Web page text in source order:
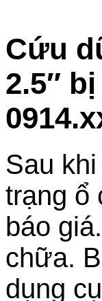
Cứu
2.5″
Sau
trạng ổ
báo
chữa.
dụng